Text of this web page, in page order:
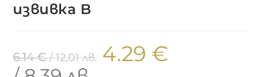
извивка B
6.14€/ 12,01 лв. 4.29 €